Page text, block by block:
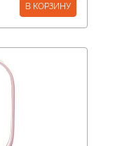
В КОРЗИНУ